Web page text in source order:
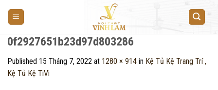
0f2927651b23d97d803286
Published 15 Tháng 7, 2022 at 1280 × 914 in Kệ Tủ Kệ Trang Trí ,
Kệ Tủ Kệ TiVi